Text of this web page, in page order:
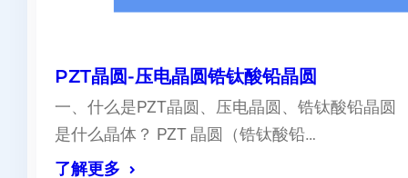
PZT晶圆-压电晶圆锆钛酸铅晶圆
一、什么是PZT晶圆、压电晶圆、锆钛酸铅晶圆
是什么晶体？ PZT 晶圆（锆钛酸铅…
了解更多